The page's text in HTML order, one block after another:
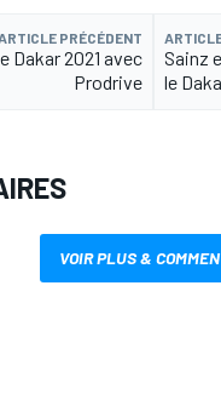
PRÉCÉDENT
Dakar 2021 avec
Prodrive
Sainz
le
VOIR PLUS &